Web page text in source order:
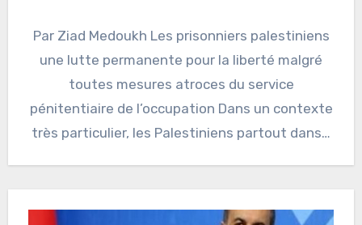
Par Ziad Medoukh Les prisonniers palestiniens
une lutte permanente pour la liberté malgré
toutes mesures atroces du service
pénitentiaire de l’occupation Dans un contexte
très particulier, les Palestiniens partout dans…